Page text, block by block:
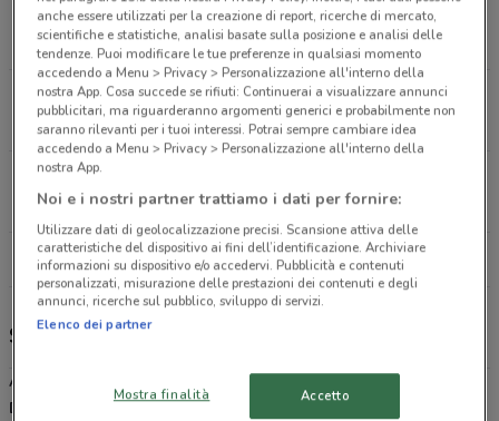
Via Cagliari, 36 Domusnovas
10.3 km
APERTO
Via Dalmazia Carbonia
15.4 km
APERTO
Via Nuoro, 15 Portoscuso
17.6 km
APERTO
Tutti i negozi ARD Discount
Sconti e promozioni ARD Discount
ARD Discount è una catena di supermercati del gruppo
Discount
e presente con i suoi numerosi punti vendita su tutto il
anche essere utilizzati per la creazione di report, ricerche di mercato,
scientifiche e statistiche, analisi basate sulla posizione e analisi delle
tendenze. Puoi modificare le tue preferenze in qualsiasi momento
accedendo a Menu > Privacy > Personalizzazione all'interno della
nostra App. Cosa succede se rifiuti: Continuerai a visualizzare annunci
pubblicitari, ma riguarderanno argomenti generici e probabilmente non
saranno rilevanti per i tuoi interessi. Potrai sempre cambiare idea
accedendo a Menu > Privacy > Personalizzazione all'interno della
nostra App.
Noi e i nostri partner trattiamo i dati per fornire:
Utilizzare dati di geolocalizzazione precisi. Scansione attiva delle
caratteristiche del dispositivo ai fini dell’identificazione. Archiviare
informazioni su dispositivo e/o accedervi. Pubblicità e contenuti
personalizzati, misurazione delle prestazioni dei contenuti e degli
annunci, ricerche sul pubblico, sviluppo di servizi.
Elenco dei partner
Mostra finalità Accetto